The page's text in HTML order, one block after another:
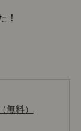
！
無料）